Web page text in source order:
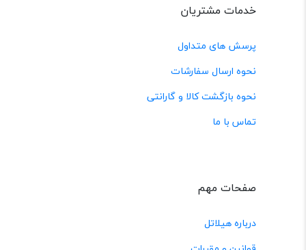
خدمات مشتریان
پرسش های متداول
نحوه ارسال سفارشات
نحوه بازگشت کالا و گارانتی
تماس با ما
صفحات مهم
درباره هیلاتل